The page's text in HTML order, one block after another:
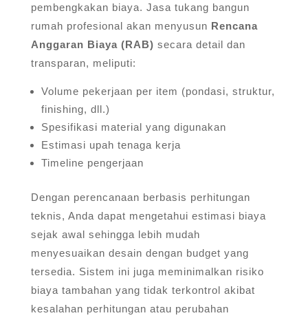
pembengkakan biaya. Jasa tukang bangun
rumah profesional akan menyusun Rencana
Anggaran Biaya (RAB) secara detail dan
transparan, meliputi:
Volume pekerjaan per item (pondasi, struktur,
finishing, dll.)
Spesifikasi material yang digunakan
Estimasi upah tenaga kerja
Timeline pengerjaan
Dengan perencanaan berbasis perhitungan
teknis, Anda dapat mengetahui estimasi biaya
sejak awal sehingga lebih mudah
menyesuaikan desain dengan budget yang
tersedia. Sistem ini juga meminimalkan risiko
biaya tambahan yang tidak terkontrol akibat
kesalahan perhitungan atau perubahan